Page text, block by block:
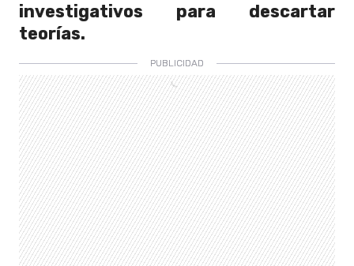
investigativos para descartar
teorías.